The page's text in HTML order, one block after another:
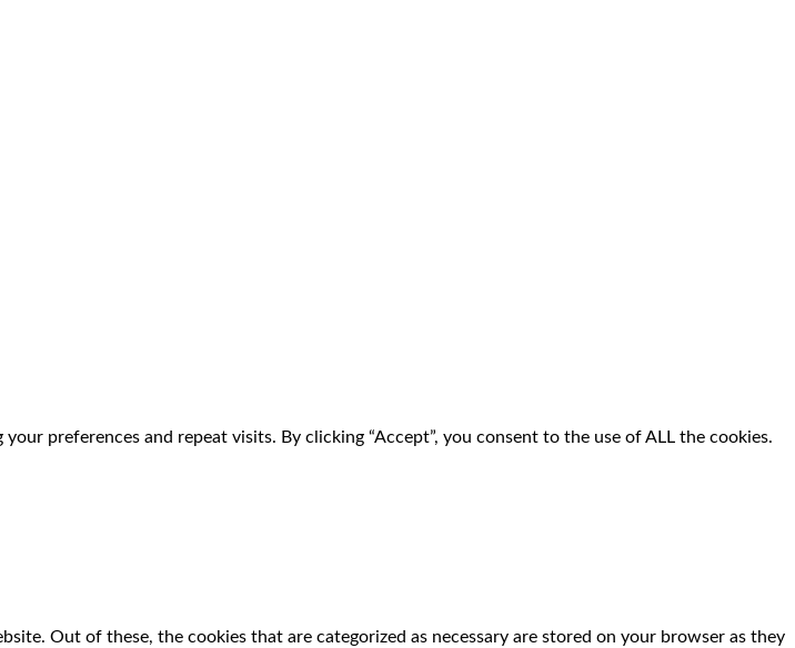
preferences and repeat visits. By clicking “Accept”, you consent to the use of ALL the cookies.
Out of these, the cookies that are categorized as necessary are stored on your browser as they